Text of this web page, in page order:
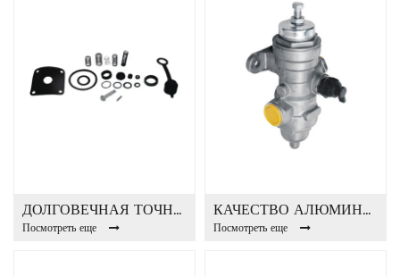
ДОЛГОВЕЧНАЯ ТОЧНОСТЬ НАБОР РАЗГРУЗОЧНОГО КЛАПАНА FA3002K
Посмотреть еще
КАЧЕСТВО АЛЮМИНИЯ FA3015 КОМПЛЕКТ РАЗГРУЗОЧНОГО КЛАПАНА
Посмотреть еще